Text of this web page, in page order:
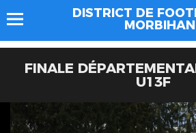
DISTRICT DE
MORBIHAN
FINALE
U13F